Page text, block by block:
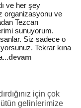
ve her şey
organizasyonu ve
Tezcan
sunuyorum.
Siz sadece o
Tekrar kına
...devam
için çok
gelinlerimize